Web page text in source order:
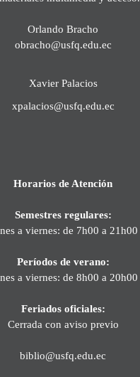
Orlando Bracho
obracho@usfq.edu.ec
Xavier Palacios
xpalacios@usfq.edu.ec
Horarios de Atención
Semestres regulares:
a viernes: de 7h00 a 21h00
Períodos de verano:
a viernes: de 8h00 a 20h00
Feriados oficiales:
Cerrada con aviso previo
biblio@usfq.edu.ec